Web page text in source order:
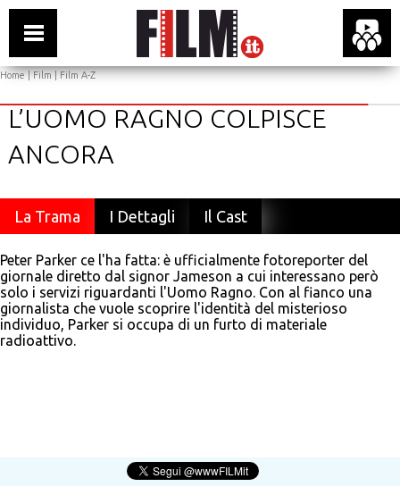
Home|Film|Film A-Z
L’UOMO RAGNO COLPISCE
ANCORA
La Trama I Dettagli Il Cast
Peter Parker ce l'ha fatta: è ufficialmente fotoreporter del
giornale diretto dal signor Jameson a cui interessano però
solo i servizi riguardanti l'Uomo Ragno. Con al fianco una
giornalista che vuole scoprire l'identità del misterioso
individuo, Parker si occupa di un furto di materiale
radioattivo.